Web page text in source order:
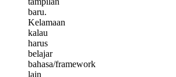
baru.
Kelamaan
kalau
harus
belajar
bahasa/framework
lain